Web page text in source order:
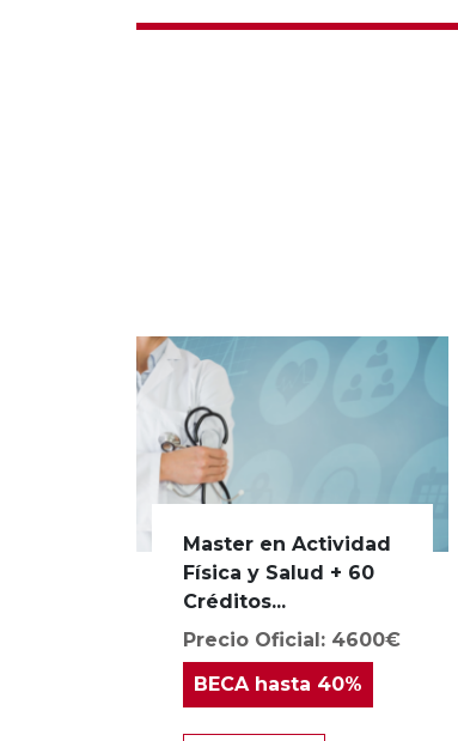
Master en Actividad
Física y Salud + 60
Créditos...
Precio Oficial: 4600€
BECAhasta 40%